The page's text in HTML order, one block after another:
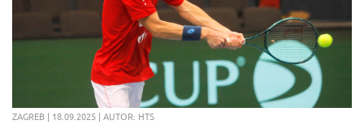
ZAGREB | 18.09.2025 | AUTOR: HTS